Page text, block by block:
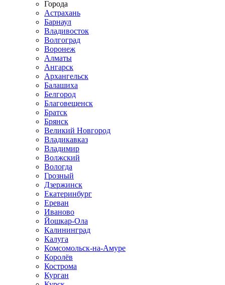
Города
Астрахань
Барнаул
Владивосток
Волгоград
Воронеж
Алматы
Ангарск
Архангельск
Балашиха
Белгород
Благовещенск
Братск
Брянск
Великий Новгород
Владикавказ
Владимир
Волжский
Вологда
Грозный
Дзержинск
Екатеринбург
Ереван
Иваново
Йошкар-Ола
Калининград
Калуга
Комсомольск-на-Амуре
Королёв
Кострома
Курган